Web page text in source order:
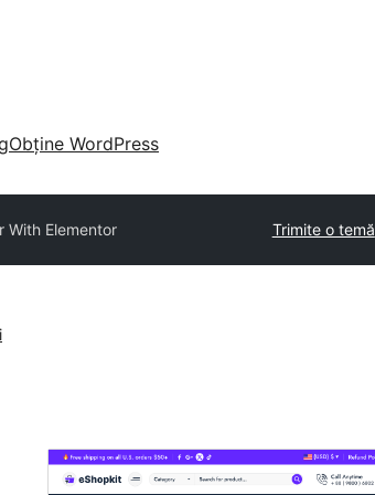
Obține WordPress
With Elementor Trimite o temă